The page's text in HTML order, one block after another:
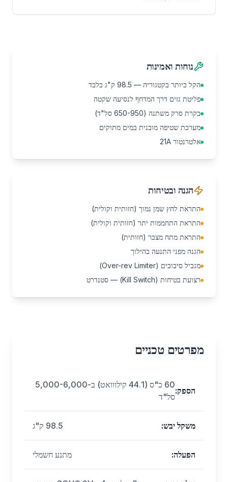
נוחות ואמינות
הקל ביותר בקטגוריה — 98.5 ק"ג בלבד
פליטת גזים דרך המדחף לנסיעה שקטה
בקרת סרק משתנה (650-950 סל"ד)
מערכת שטיפה מובנית במים מתוקים
אלטרנטור 21A
הגנה ובטיחות
התראת לחץ שמן נמוך (חזותית וקולית)
התראת התחממות יתר (חזותית וקולית)
התראת מתח מצבר (חזותית)
הגנה מפני התנעה בהילוך
מגביל סיבובים (Over-rev Limiter)
רצועת בטיחות (Kill Switch) — סטנדרט
מפרטים טכניים
הספק:
60 כ"ס (44.1 קילווואט) ב-5,000-6,000
סל"ד
משקל יבש: 98.5 ק"ג
הפעלה: מתנע חשמלי